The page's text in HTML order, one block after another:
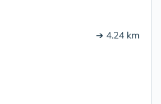
➔ 4.24 km